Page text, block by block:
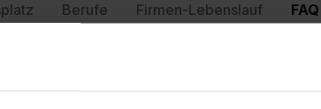
Berufe Firmen-Lebenslauf FAQ
– Meyer Menü